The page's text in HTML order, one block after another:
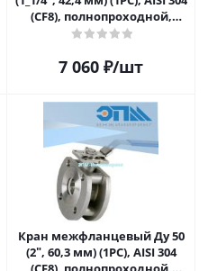
(CF8), полнопроходной,
шаровой, односоставной с
ASMEB16.34, ISO5211
7 060 ₽/шт
Кран межфланцевый Ду 50
(2ʺ, 60,3 мм) (1PC), AISI 304